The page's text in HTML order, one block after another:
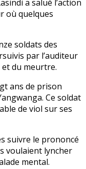
a salué l’action
où quelques
soldats des
par l’auditeur
du meurtre.
ans de prison
Ce soldat
de viol sur ses
suivre le prononcé
voulaient lyncher
mental.